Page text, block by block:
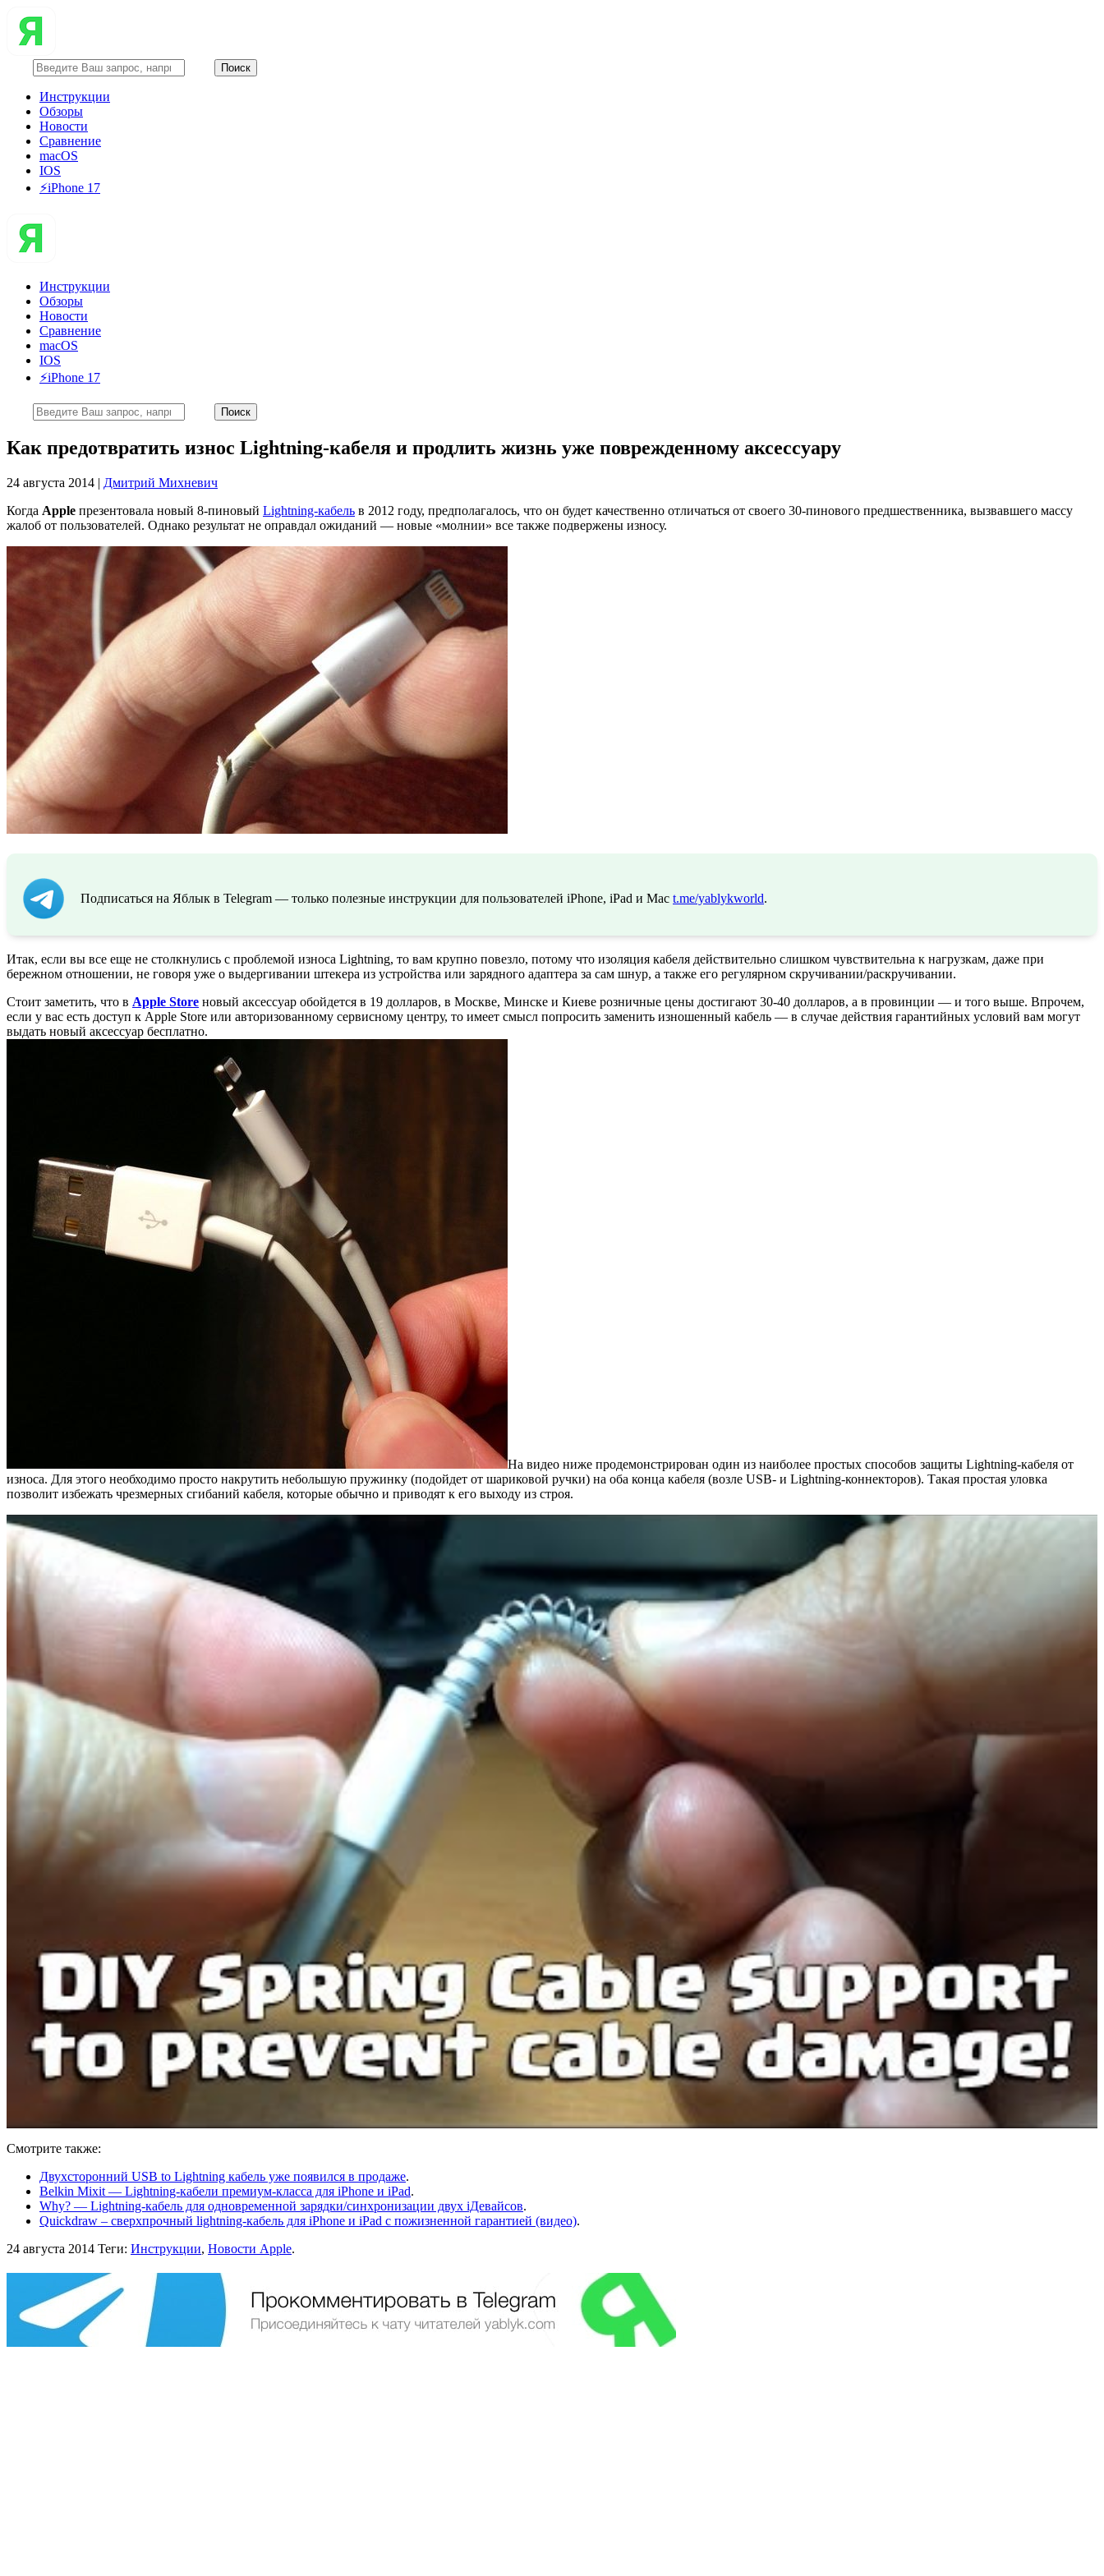
Инструкции
Обзоры
Новости
Сравнение
macOS
IOS
⚡️iPhone 17
Инструкции
Обзоры
Новости
Сравнение
macOS
IOS
⚡️iPhone 17
Как предотвратить износ Lightning-кабеля и продлить жизнь уже поврежденному аксессуару
24 августа 2014 | Дмитрий Михневич
Когда Apple презентовала новый 8-пиновый Lightning-кабель в 2012 году, предполагалось, что он будет качественно отличаться от своего 30-пинового предшественника, вызвавшего массу
жалоб от пользователей. Однако результат не оправдал ожиданий — новые «молнии» все также подвержены износу.
Подписаться на Яблык в Telegram — только полезные инструкции для пользователей iPhone, iPad и Mac t.me/yablykworld.
Итак, если вы все еще не столкнулись с проблемой износа Lightning, то вам крупно повезло, потому что изоляция кабеля действительно слишком чувствительна к нагрузкам, даже при
бережном отношении, не говоря уже о выдергивании штекера из устройства или зарядного адаптера за сам шнур, а также его регулярном скручивании/раскручивании.
Стоит заметить, что в Apple Store новый аксессуар обойдется в 19 долларов, в Москве, Минске и Киеве розничные цены достигают 30-40 долларов, а в провинции — и того выше. Впрочем,
если у вас есть доступ к Apple Store или авторизованному сервисному центру, то имеет смысл попросить заменить изношенный кабель — в случае действия гарантийных условий вам могут
выдать новый аксессуар бесплатно.
На видео ниже продемонстрирован один из наиболее простых способов защиты Lightning-кабеля от
износа. Для этого необходимо просто накрутить небольшую пружинку (подойдет от шариковой ручки) на оба конца кабеля (возле USB- и Lightning-коннекторов). Такая простая уловка
позволит избежать чрезмерных сгибаний кабеля, которые обычно и приводят к его выходу из строя.
Смотрите также:
Двухсторонний USB to Lightning кабель уже появился в продаже.
Belkin Mixit — Lightning-кабели премиум-класса для iPhone и iPad.
Why? — Lightning-кабель для одновременной зарядки/синхронизации двух iДевайсов.
Quickdraw – сверхпрочный lightning-кабель для iPhone и iPad с пожизненной гарантией (видео).
24 августа 2014 Теги: Инструкции, Новости Apple.